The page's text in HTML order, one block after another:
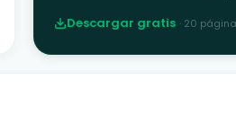
Descargar gratis · 20